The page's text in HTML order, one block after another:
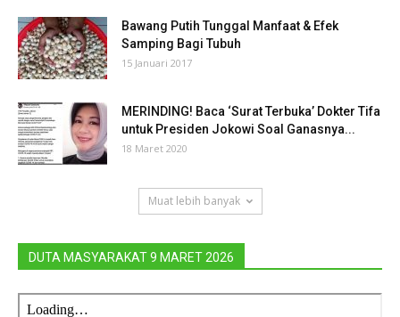
Bawang Putih Tunggal Manfaat & Efek
Samping Bagi Tubuh
15 Januari 2017
MERINDING! Baca ‘Surat Terbuka’ Dokter Tifa
untuk Presiden Jokowi Soal Ganasnya...
18 Maret 2020
Muat lebih banyak
DUTA MASYARAKAT 9 MARET 2026